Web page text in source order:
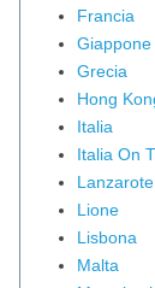
Francia
Giappone
Grecia
Hong
Italia
Italia On
Lanzarote
Lione
Lisbona
Malta